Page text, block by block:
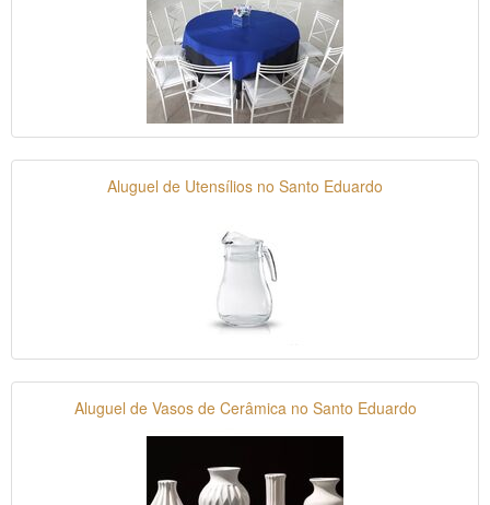
Aluguel de Utensílios no Santo Eduardo
Aluguel de Vasos de Cerâmica no Santo Eduardo